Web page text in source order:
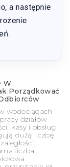
a następnie
W
Porządkować
wodociągach
działów
kasy i obsługi
dużą liczbę
liczba